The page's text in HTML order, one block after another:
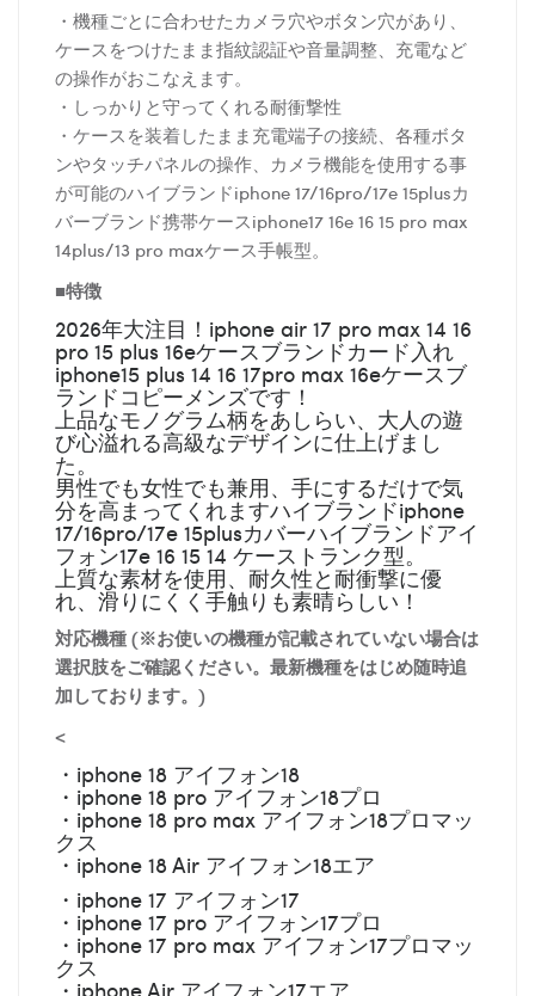
・機種ごとに合わせたカメラ穴やボタン穴があり、
ケースをつけたまま指紋認証や音量調整、充電など
の操作がおこなえます。
・しっかりと守ってくれる耐衝撃性
・ケースを装着したまま充電端子の接続、各種ボタ
ンやタッチパネルの操作、カメラ機能を使用する事
が可能のハイブランドiphone 17/16pro/17e 15plusカ
バーブランド携帯ケースiphone17 16e 16 15 pro max
14plus/13 pro maxケース手帳型。
■特徴
2026年大注目！iphone air 17 pro max 14 16
pro 15 plus 16eケースブランドカード入れ
iphone15 plus 14 16 17pro max 16eケースブ
ランドコピーメンズです！
上品なモノグラム柄をあしらい、大人の遊
び心溢れる高級なデザインに仕上げまし
た。
男性でも女性でも兼用、手にするだけで気
分を高まってくれますハイブランドiphone
17/16pro/17e 15plusカバーハイブランドアイ
フォン17e 16 15 14 ケーストランク型。
上質な素材を使用、耐久性と耐衝撃に優
れ、滑りにくく手触りも素晴らしい！
対応機種 (※お使いの機種が記載されていない場合は
選択肢をご確認ください。最新機種をはじめ随時追
加しております。)
<
・iphone 18 アイフォン18
・iphone 18 pro アイフォン18プロ
・iphone 18 pro max アイフォン18プロマッ
クス
・iphone 18 Air アイフォン18エア
・iphone 17 アイフォン17
・iphone 17 pro アイフォン17プロ
・iphone 17 pro max アイフォン17プロマッ
クス
・iphone Air アイフォン17エア